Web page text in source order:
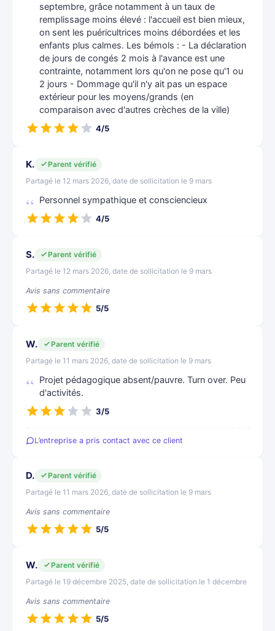
septembre, grâce notamment à un taux de
remplissage moins élevé : l'accueil est bien mieux,
on sent les puéricultrices moins débordées et les
enfants plus calmes. Les bémols : - La déclaration
de jours de congés 2 mois à l'avance est une
contrainte, notamment lors qu'on ne pose qu'1 ou
2 jours - Dommage qu'il n'y ait pas un espace
extérieur pour les moyens/grands (en
comparaison avec d'autres crèches de la ville)
4/5
K.
Parent vérifié
Partagé le 12 mars 2026, date de sollicitation le 9 mars
Personnel sympathique et consciencieux
4/5
S.
Parent vérifié
Partagé le 12 mars 2026, date de sollicitation le 9 mars
Avis sans commentaire
5/5
W.
Parent vérifié
Partagé le 11 mars 2026, date de sollicitation le 9 mars
Projet pédagogique absent/pauvre. Turn over. Peu
d'activités.
3/5
L’entreprise a pris contact avec ce client
D.
Parent vérifié
Partagé le 11 mars 2026, date de sollicitation le 9 mars
Avis sans commentaire
5/5
W.
Parent vérifié
Partagé le 19 décembre 2025, date de sollicitation le 1 décembre
Avis sans commentaire
5/5